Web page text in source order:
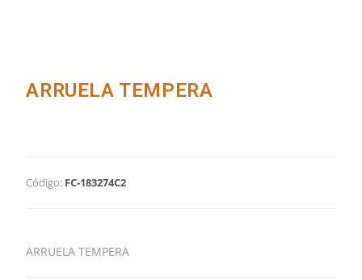
ARRUELA TEMPERA
Código: FC-183274C2
ARRUELA TEMPERA